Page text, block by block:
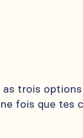
trois
fois que tes